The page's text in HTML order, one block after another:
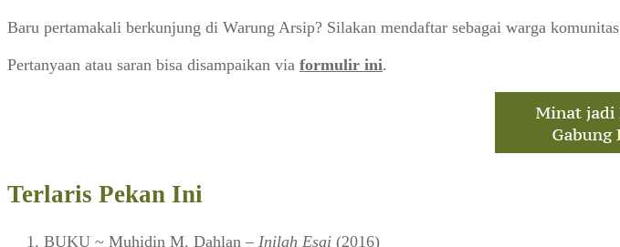
Baru pertamakali berkunjung di Warung Arsip? Silakan mendaftar sebagai warga komunitas
Pertanyaan atau saran bisa disampaikan via formulir ini.
Terlaris Pekan Ini
BUKU ~ Muhidin M. Dahlan – Inilah Esai (2016)